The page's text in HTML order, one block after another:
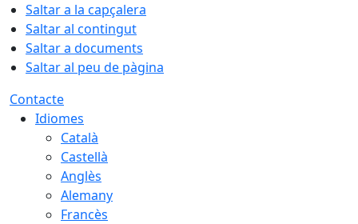
Saltar a la capçalera
Saltar al contingut
Saltar a documents
Saltar al peu de pàgina
Contacte
Idiomes
Català
Castellà
Anglès
Alemany
Francès